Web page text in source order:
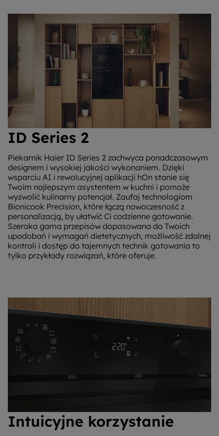
ID Series 2
Piekarnik Haier ID Series 2 zachwyca ponadczasowym
designem i wysokiej jakości wykonaniem. Dzięki
wsparciu AI i rewolucyjnej aplikacji hOn stanie się
Twoim najlepszym asystentem w kuchni i pomoże
wyzwolić kulinarny potencjał. Zaufaj technologiom
Bionicook Precision, które łączą nowoczesność z
personalizacją, by ułatwić Ci codzienne gotowanie.
Szeroka gama przepisów dopasowana do Twoich
upodobań i wymagań dietetycznych, możliwość zdalnej
kontroli i dostęp do tajemnych technik gotowania to
tylko przykłady rozwiązań, które oferuje.
Intuicyjne korzystanie